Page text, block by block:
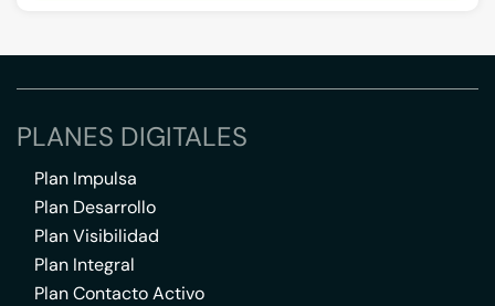
PLANES DIGITALES
Plan Impulsa
Plan Desarrollo
Plan Visibilidad
Plan Integral
Plan Contacto Activo